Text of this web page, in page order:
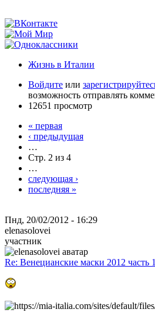
Жизнь в Италии
Войдите или
возможность отправлять
12651 просмотр
« первая
‹ предыдущая
…
Стр. 2 из 4
…
следующая ›
последняя »
Пнд, 20/02/2012 - 16:29
elenasolovei
участник
Re: Венецианские маски 2012 часть 1